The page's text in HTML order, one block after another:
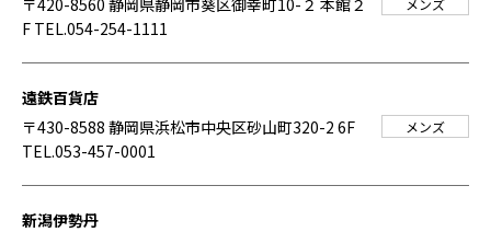
〒420-8560 静岡県静岡市葵区御幸町10-２ 本館２
F TEL.054-254-1111
メンズ
遠鉄百貨店
〒430-8588 静岡県浜松市中央区砂山町320-2 6F
TEL.053-457-0001
メンズ
新潟伊勢丹